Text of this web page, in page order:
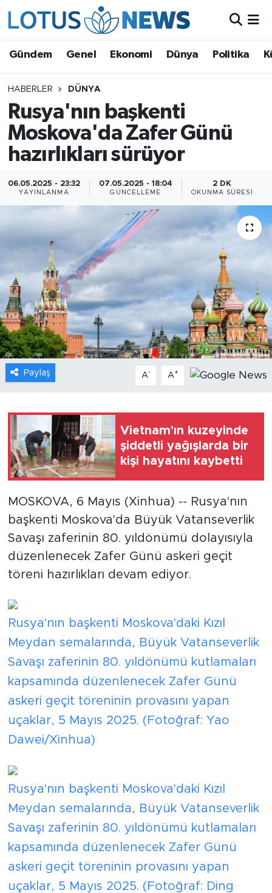
Gündem Genel Ekonomi Dünya Politika
HABERLER DÜNYA
Rusya'nın başkenti
Moskova'da Zafer Günü
hazırlıkları sürüyor
06.05.2025 - 23:32
YAYINLANMA
07.05.2025 - 18:04
GÜNCELLEME
2 DK
OKUNMA SÜRESI
Paylaş A- A+
Vietnam'ın kuzeyinde
şiddetli yağışlarda bir
kişi hayatını kaybetti
MOSKOVA, 6 Mayıs (Xinhua) -- Rusya'nın
başkenti Moskova'da Büyük Vatanseverlik
Savaşı zaferinin 80. yıldönümü dolayısıyla
düzenlenecek Zafer Günü askeri geçit
töreni hazırlıkları devam ediyor.
Rusya'nın başkenti Moskova'daki Kızıl
Meydan semalarında, Büyük Vatanseverlik
Savaşı zaferinin 80. yıldönümü kutlamaları
kapsamında düzenlenecek Zafer Günü
askeri geçit töreninin provasını yapan
uçaklar, 5 Mayıs 2025. (Fotoğraf: Yao
Dawei/Xinhua)
Rusya'nın başkenti Moskova'daki Kızıl
Meydan semalarında, Büyük Vatanseverlik
Savaşı zaferinin 80. yıldönümü kutlamaları
kapsamında düzenlenecek Zafer Günü
askeri geçit töreninin provasını yapan
uçaklar, 5 Mayıs 2025. (Fotoğraf: Ding
Ekonomi
Dünya
Politika
Bilim ve Teknoloji
Çin Fuarları
Gündem
Video
Sağlık
Xinhua
Xinhua Türkiye
Seyahat